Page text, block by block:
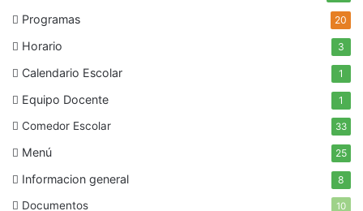
Programas 20
Horario 3
Calendario Escolar 1
Equipo Docente 1
Comedor Escolar 33
Menú 25
Informacion general 8
Documentos 10